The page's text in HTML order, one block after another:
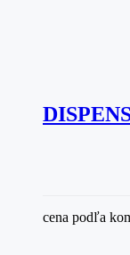
cena podľa